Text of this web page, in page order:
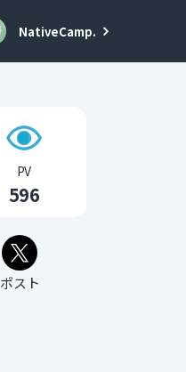
NativeCamp.
PV
596
ポスト